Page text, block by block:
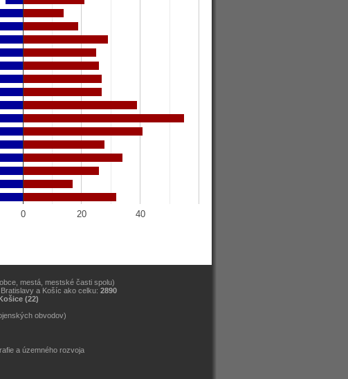
0 20 40
mestá, mestské časti spolu)
a Košíc ako celku: 2890
(22)
obvodov)
a územného rozvoja